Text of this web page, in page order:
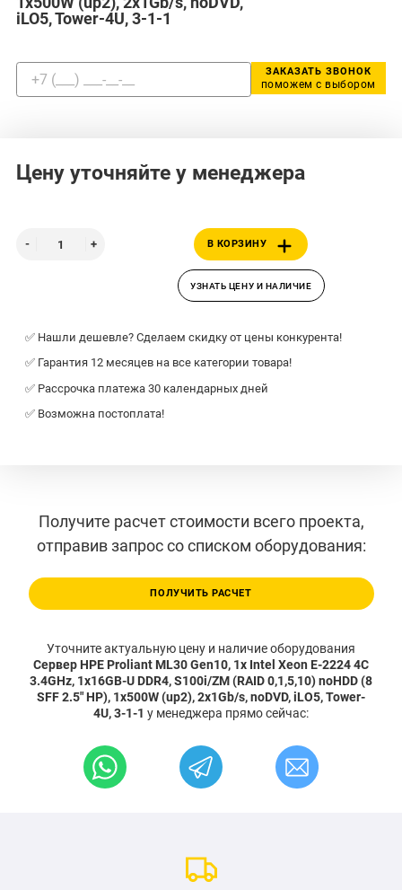
iLO5, Tower-4U, 3-1-1
ЗАКАЗАТЬ ЗВОНОК
поможем с выбором
Цену уточняйте у менеджера
В КОРЗИНУ
УЗНАТЬ ЦЕНУ И НАЛИЧИЕ
✅ Нашли дешевле? Сделаем скидку от цены конкурента!
✅ Гарантия 12 месяцев на все категории товара!
✅ Рассрочка платежа 30 календарных дней
✅ Возможна постоплата!
Получите расчет стоимости всего проекта,
отправив запрос со списком оборудования:
ПОЛУЧИТЬ РАСЧЕТ
Уточните актуальную цену и наличие оборудования
Сервер HPE Proliant ML30 Gen10, 1x Intel Xeon E-2224 4C
3.4GHz, 1x16GB-U DDR4, S100i/ZM (RAID 0,1,5,10) noHDD (8
SFF 2.5" HP), 1x500W (up2), 2x1Gb/s, noDVD, iLO5, Tower-
4U, 3-1-1 у менеджера прямо сейчас: